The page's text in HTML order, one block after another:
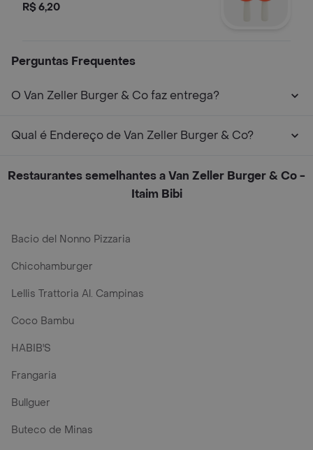
R$ 6,20
Perguntas Frequentes
O Van Zeller Burger & Co faz entrega?
Qual é Endereço de Van Zeller Burger & Co?
Restaurantes semelhantes a Van Zeller Burger & Co -
Itaim Bibi
Bacio del Nonno Pizzaria
Chicohamburger
Lellis Trattoria Al. Campinas
Coco Bambu
HABIB'S
Frangaria
Bullguer
Buteco de Minas